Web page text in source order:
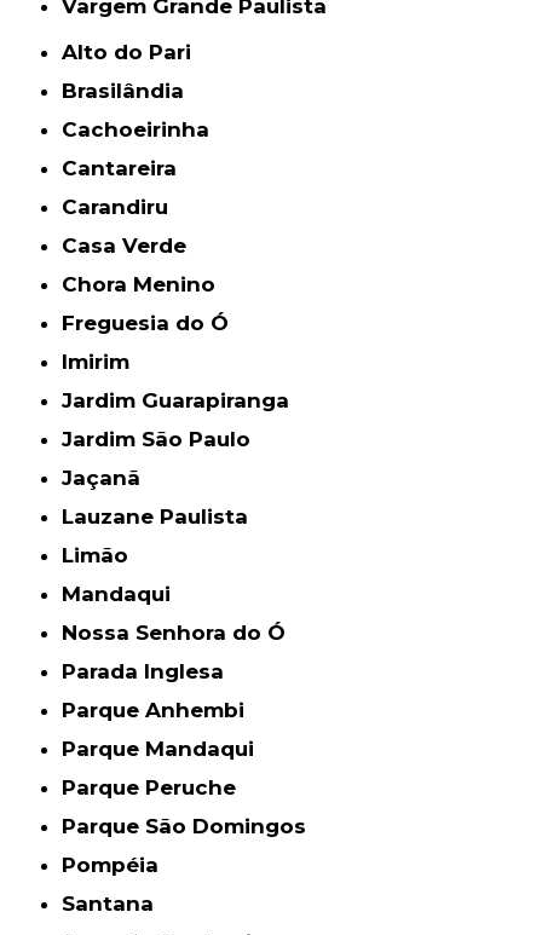
Vargem Grande Paulista
Alto do Pari
Brasilândia
Cachoeirinha
Cantareira
Carandiru
Casa Verde
Chora Menino
Freguesia do Ó
Imirim
Jardim Guarapiranga
Jardim São Paulo
Jaçanã
Lauzane Paulista
Limão
Mandaqui
Nossa Senhora do Ó
Parada Inglesa
Parque Anhembi
Parque Mandaqui
Parque Peruche
Parque São Domingos
Pompéia
Santana